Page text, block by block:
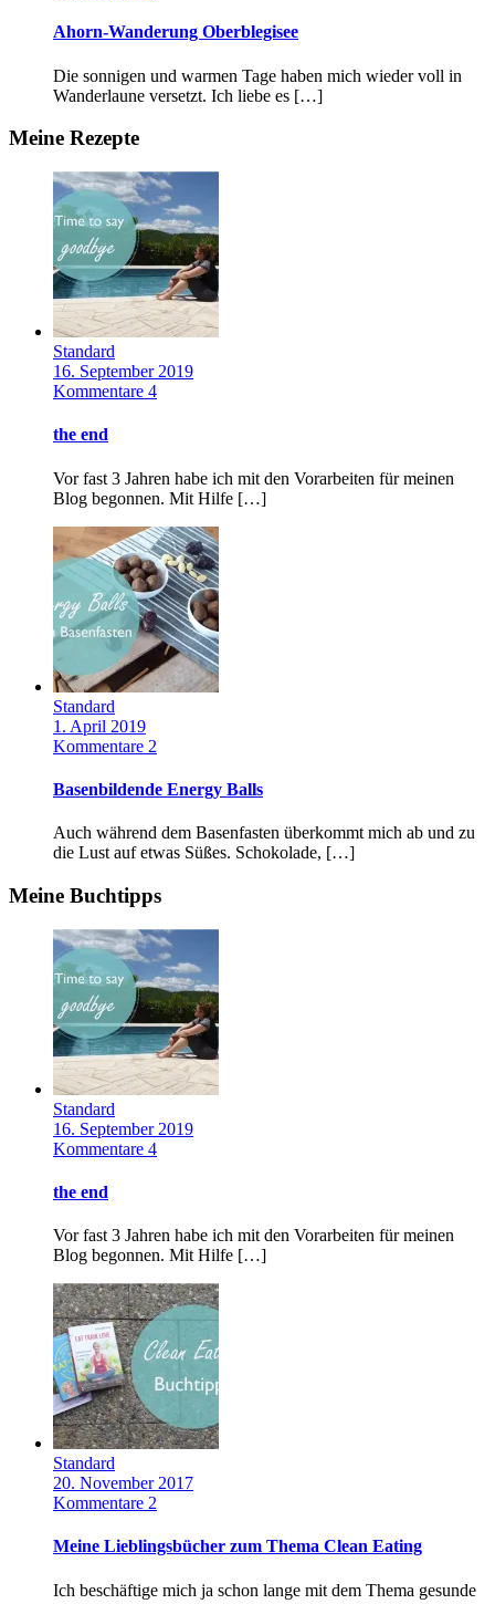
Ahorn-Wanderung Oberblegisee
Die sonnigen und warmen Tage haben mich wieder voll in
Wanderlaune versetzt. Ich liebe es […]
Meine Rezepte
Standard
16. September 2019
Kommentare 4
the end
Vor fast 3 Jahren habe ich mit den Vorarbeiten für meinen
Blog begonnen. Mit Hilfe […]
Standard
1. April 2019
Kommentare 2
Basenbildende Energy Balls
Auch während dem Basenfasten überkommt mich ab und zu
die Lust auf etwas Süßes. Schokolade, […]
Meine Buchtipps
Standard
16. September 2019
Kommentare 4
the end
Vor fast 3 Jahren habe ich mit den Vorarbeiten für meinen
Blog begonnen. Mit Hilfe […]
Standard
20. November 2017
Kommentare 2
Meine Lieblingsbücher zum Thema Clean Eating
Ich beschäftige mich ja schon lange mit dem Thema gesunde